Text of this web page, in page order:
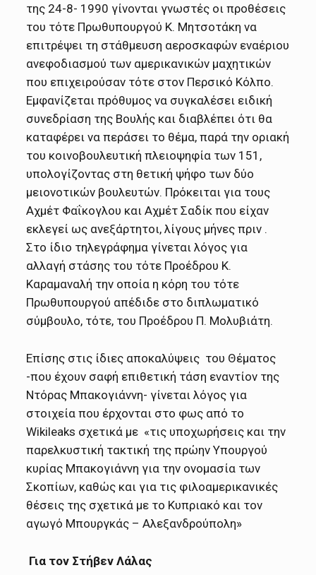
της 24-8- 1990 γίνονται γνωστές οι προθέσεις
του τότε Πρωθυπουργού Κ. Μητσοτάκη να
επιτρέψει τη στάθμευση αεροσκαφών εναέριου
ανεφοδιασμού των αμερικανικών μαχητικών
που επιχειρούσαν τότε στον Περσικό Κόλπο.
Εμφανίζεται πρόθυμος να συγκαλέσει ειδική
συνεδρίαση της Βουλής και διαβλέπει ότι θα
καταφέρει να περάσει το θέμα, παρά την οριακή
του κοινοβουλευτική πλειοψηφία των 151,
υπολογίζοντας στη θετική ψήφο των δύο
μειονοτικών βουλευτών. Πρόκειται για τους
Αχμέτ Φαΐκογλου και Αχμέτ Σαδίκ που είχαν
εκλεγεί ως ανεξάρτητοι, λίγους μήνες πριν .
Στο ίδιο τηλεγράφημα γίνεται λόγος για
αλλαγή στάσης του τότε Προέδρου Κ.
Καραμαναλή την οποία η κόρη του τότε
Πρωθυπουργού απέδιδε στο διπλωματικό
σύμβουλο, τότε, του Προέδρου Π. Μολυβιάτη.
Επίσης στις ίδιες αποκαλύψεις του Θέματος
-που έχουν σαφή επιθετική τάση εναντίον της
Ντόρας Μπακογιάννη- γίνεται λόγος για
στοιχεία που έρχονται στο φως από το
Wikileaks σχετικά με «τις υποχωρήσεις και την
παρελκυστική τακτική της πρώην Υπουργού
κυρίας Μπακογιάννη για την ονομασία των
Σκοπίων, καθώς και για τις φιλοαμερικανικές
θέσεις της σχετικά με το Κυπριακό και τον
αγωγό Μπουργκάς – Αλεξανδρούπολη»
Για τον Στήβεν Λάλας